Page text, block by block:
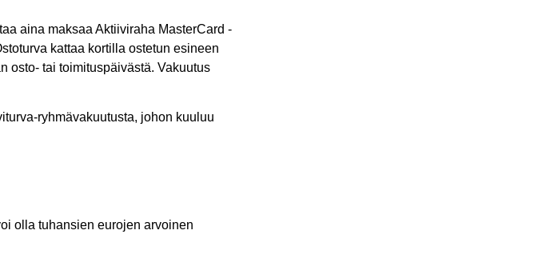
aina maksaa Aktiiviraha MasterCard -
kattaa kortilla ostetun esineen
osto- tai toimituspäivästä. Vakuutus
ryhmävakuutusta, johon kuuluu
olla tuhansien eurojen arvoinen